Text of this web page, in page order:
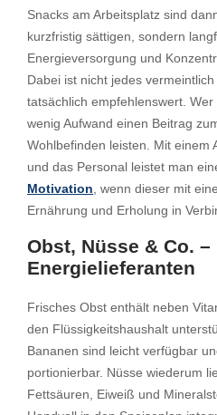
Snacks am Arbeitsplatz sind
kurzfristig sättigen, sondern
Energieversorgung und
Dabei ist nicht jedes
tatsächlich empfehlenswert.
wenig Aufwand einen Beitrag
Wohlbefinden leisten. Mit einem
und das Personal leistet man
Motivation, wenn dieser mit
Ernährung und Erholung in
Obst, Nüsse & Co.
Energielieferanten
Frisches Obst enthält neben
den Flüssigkeitshaushalt
Bananen sind leicht verfügbar
portionierbar. Nüsse wiederum
Fettsäuren, Eiweiß und